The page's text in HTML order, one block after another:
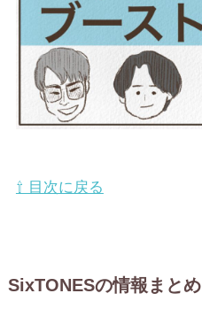
⇧ 目次に戻る
SixTONESの情報まとめ